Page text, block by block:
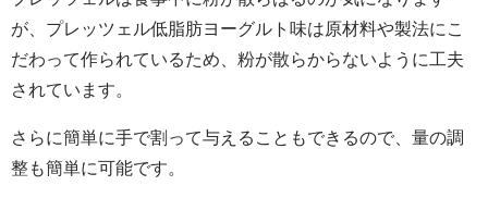
が、プレッツェル低脂肪ヨーグルト味は原材料や製法にこ
だわって作られているため、粉が散らからないように工夫
されています。
さらに簡単に手で割って与えることもできるので、量の調
整も簡単に可能です。